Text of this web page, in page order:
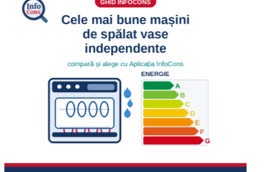
Ghid InfoCons – Cum sa alegi masina de spalat vase